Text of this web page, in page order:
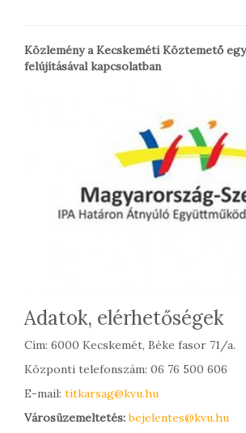
Közlemény a Kecskeméti Köztemető
felújításával kapcsolatban
Adatok, elérhetőségek
Cím: 6000 Kecskemét, Béke fasor 71/a.
Központi telefonszám: 06 76 500 606
E-mail: titkarsag@kvu.hu
Városüzemeltetés:bejelentes@kvu.hu